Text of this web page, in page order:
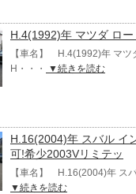
H.4(1992)年 マツダ ロ
【車名】 H.4(1992)年 マツ
H・・・
▼続きを読む
H.16(2004)年 スバル イ
可!希少2003Vリミテッ
【車名】 H.16(2004)年 ス
▼続きを読む